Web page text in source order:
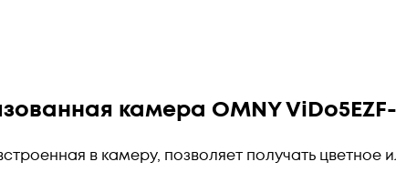
камера OMNY ViDo5EZF-
в камеру, позволяет получать цветное